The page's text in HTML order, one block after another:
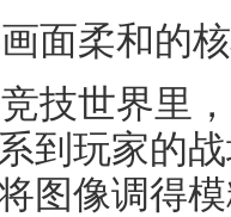
面柔和的
技世界里
到玩家的
图像调得